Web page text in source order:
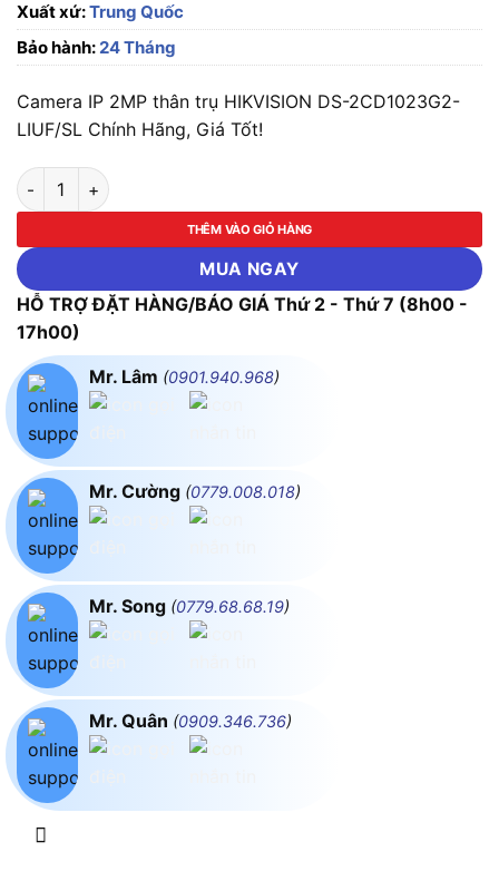
Xuất xứ:Trung Quốc
Bảo hành:24 Tháng
Camera IP 2MP thân trụ HIKVISION DS-2CD1023G2-
LIUF/SL Chính Hãng, Giá Tốt!
Camera IP 2MP thân trụ HIKVISION DS-2CD1023G2-LIUF/SL
THÊM VÀO GIỎ HÀNG
MUA NGAY
HỖ TRỢ ĐẶT HÀNG/BÁO GIÁ Thứ 2 - Thứ 7 (8h00 -
17h00)
Mr. Lâm (0901.940.968)
Mr. Cường (0779.008.018)
Mr. Song (0779.68.68.19)
Mr. Quân (0909.346.736)